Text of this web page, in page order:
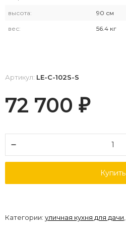
высота: 90 см
вес: 56.4 кг
Артикул: LE-C-102S-S
72 700 ₽
Купить
Категории: уличная кухня для дачи